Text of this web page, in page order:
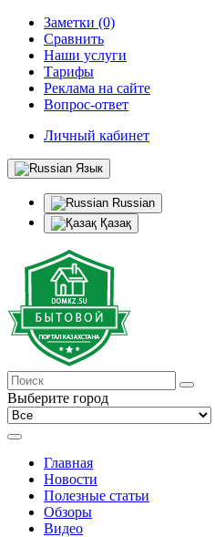
Заметки (0)
Сравнить
Наши услуги
Тарифы
Реклама на сайте
Вопрос-ответ
Личный кабинет
Язык
Russian
Қазақ
Выберите город
Главная
Новости
Полезные статьи
Обзоры
Видео